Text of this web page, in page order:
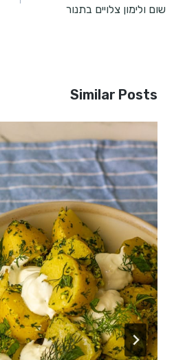
שום ולימון צלויים בתנור
Similar Posts